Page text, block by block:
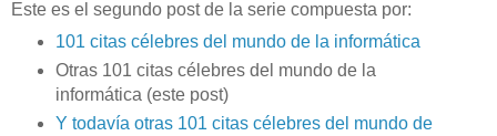
Este es el segundo post de la serie compuesta por:
101 citas célebres del mundo de la informática
Otras 101 citas célebres del mundo de la
informática (este post)
Y todavía otras 101 citas célebres del mundo de